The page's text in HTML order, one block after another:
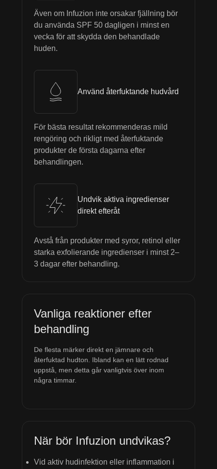
Även om Infuzion inte orsakar fjällning bör
du använda SPF 50 dagligen i minst en
vecka för att skydda den behandlade
huden.
Använd återfuktande hudvård
För bästa resultat rekommenderas mild
rengöring och rikligt med återfuktande
produkter de första dagarna efter
behandlingen.
Undvik aktiva ingredienser
direkt efteråt
Avstå från produkter med syror, retinol eller
starka exfolierande ingredienser i minst 2–
3 dagar efter behandling.
Vanliga reaktioner efter
behandling
De flesta märker direkt en jämnare och
återfuktad hudton. Ibland kan en lätt rodnad
uppstå, men detta går vanligtvis över inom
några timmar.
När bör Infuzion undvikas?
Vid aktiv hudinfektion eller inflammation i